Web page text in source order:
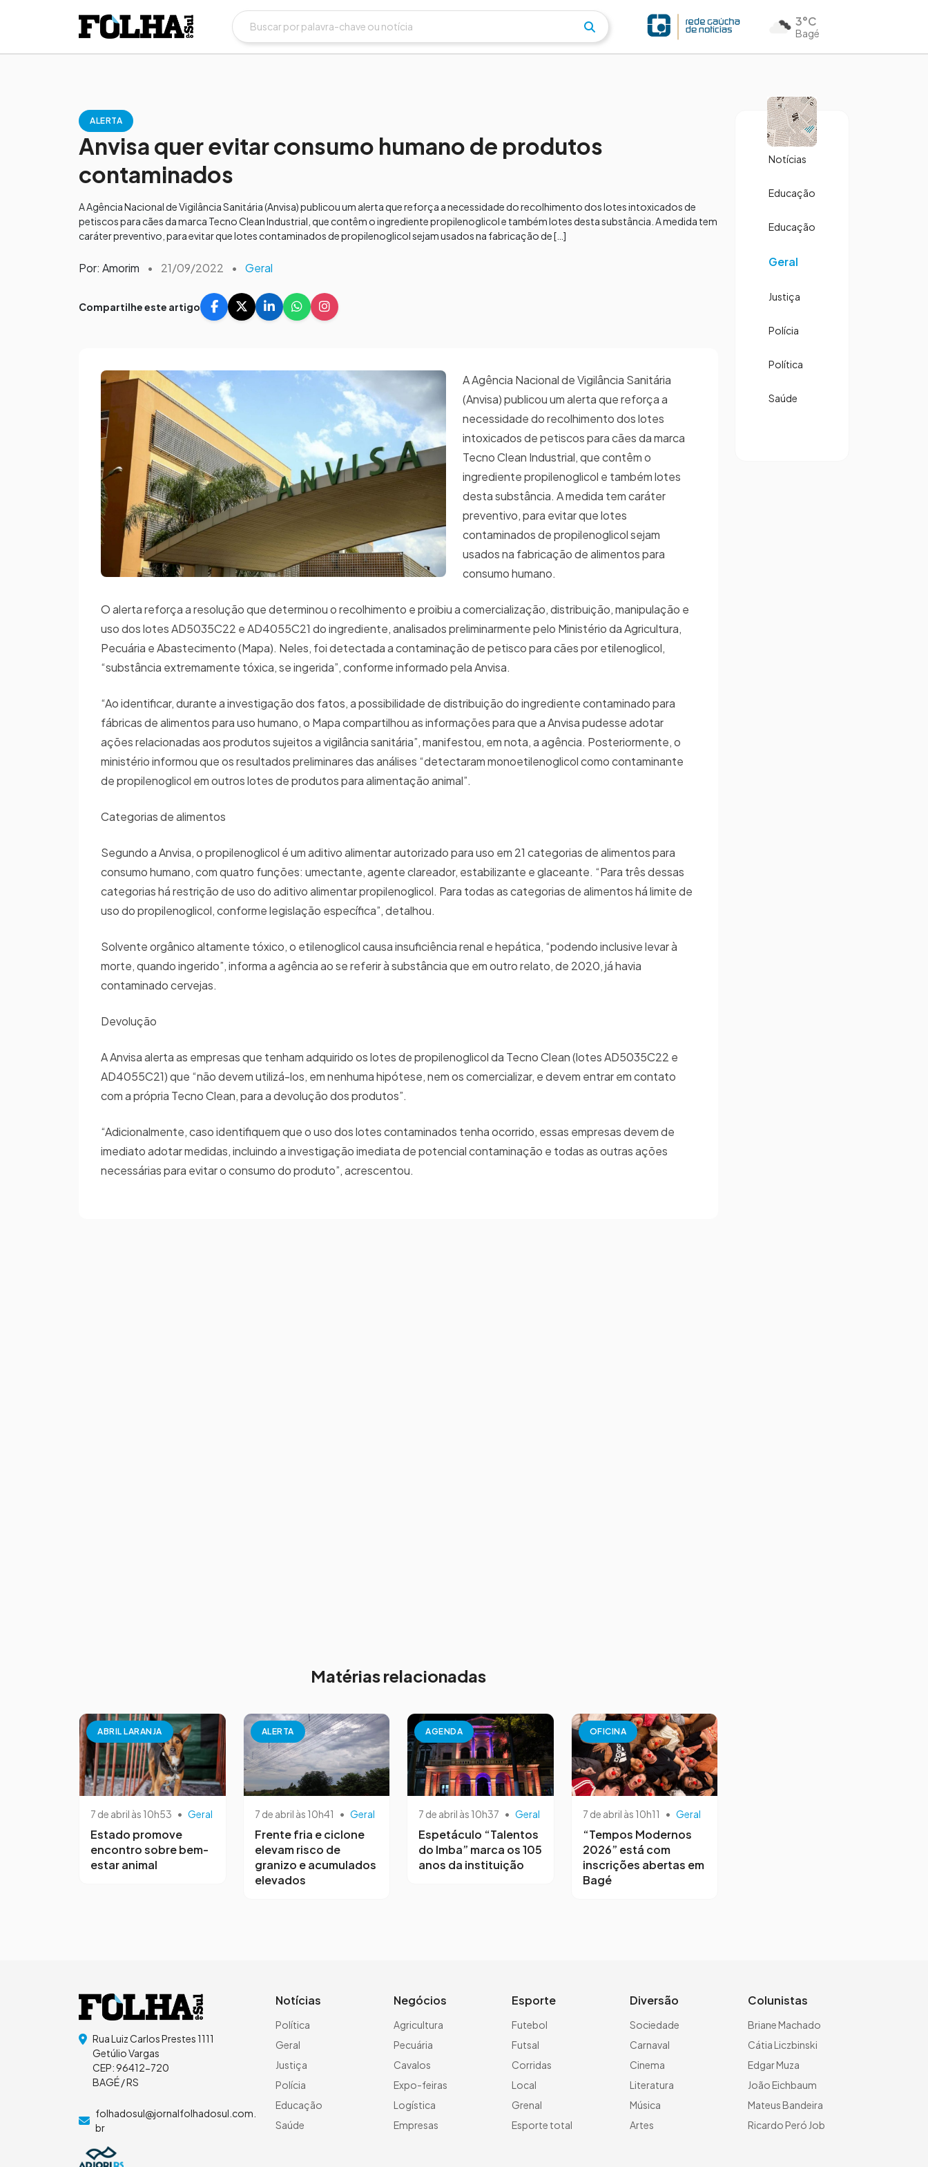
3°C
Bagé
ALERTA
Anvisa quer evitar consumo humano de produtos
contaminados
A Agência Nacional de Vigilância Sanitária (Anvisa) publicou um alerta que reforça a necessidade do recolhimento dos lotes intoxicados de
petiscos para cães da marca Tecno Clean Industrial, que contêm o ingrediente propilenoglicol e também lotes desta substância. A medida tem
caráter preventivo, para evitar que lotes contaminados de propilenoglicol sejam usados na fabricação de […]
Por: Amorim • 21/09/2022 • Geral
Compartilhe este artigo
A Agência Nacional de Vigilância Sanitária
(Anvisa) publicou um alerta que reforça a
necessidade do recolhimento dos lotes
intoxicados de petiscos para cães da marca
Tecno Clean Industrial, que contêm o
ingrediente propilenoglicol e também lotes
desta substância. A medida tem caráter
preventivo, para evitar que lotes
contaminados de propilenoglicol sejam
usados na fabricação de alimentos para
consumo humano.
O alerta reforça a resolução que determinou o recolhimento e proibiu a comercialização, distribuição, manipulação e
uso dos lotes AD5035C22 e AD4055C21 do ingrediente, analisados preliminarmente pelo Ministério da Agricultura,
Pecuária e Abastecimento (Mapa). Neles, foi detectada a contaminação de petisco para cães por etilenoglicol,
“substância extremamente tóxica, se ingerida”, conforme informado pela Anvisa.
“Ao identificar, durante a investigação dos fatos, a possibilidade de distribuição do ingrediente contaminado para
fábricas de alimentos para uso humano, o Mapa compartilhou as informações para que a Anvisa pudesse adotar
ações relacionadas aos produtos sujeitos a vigilância sanitária”, manifestou, em nota, a agência. Posteriormente, o
ministério informou que os resultados preliminares das análises “detectaram monoetilenoglicol como contaminante
de propilenoglicol em outros lotes de produtos para alimentação animal”.
Categorias de alimentos
Segundo a Anvisa, o propilenoglicol é um aditivo alimentar autorizado para uso em 21 categorias de alimentos para
consumo humano, com quatro funções: umectante, agente clareador, estabilizante e glaceante. “Para três dessas
categorias há restrição de uso do aditivo alimentar propilenoglicol. Para todas as categorias de alimentos há limite de
uso do propilenoglicol, conforme legislação específica”, detalhou.
Solvente orgânico altamente tóxico, o etilenoglicol causa insuficiência renal e hepática, “podendo inclusive levar à
morte, quando ingerido”, informa a agência ao se referir à substância que em outro relato, de 2020, já havia
contaminado cervejas.
Devolução
A Anvisa alerta as empresas que tenham adquirido os lotes de propilenoglicol da Tecno Clean (lotes AD5035C22 e
AD4055C21) que “não devem utilizá-los, em nenhuma hipótese, nem os comercializar, e devem entrar em contato
com a própria Tecno Clean, para a devolução dos produtos”.
“Adicionalmente, caso identifiquem que o uso dos lotes contaminados tenha ocorrido, essas empresas devem de
imediato adotar medidas, incluindo a investigação imediata de potencial contaminação e todas as outras ações
necessárias para evitar o consumo do produto”, acrescentou.
Matérias relacionadas
ABRIL LARANJA
7 de abril às 10h53 • Geral
Estado promove
encontro sobre bem-
estar animal
ALERTA
7 de abril às 10h41 • Geral
Frente fria e ciclone
elevam risco de
granizo e acumulados
elevados
AGENDA
7 de abril às 10h37 • Geral
Espetáculo “Talentos
do Imba” marca os 105
anos da instituição
OFICINA
7 de abril às 10h11 • Geral
“Tempos Modernos
2026” está com
inscrições abertas em
Bagé
Notícias
Educação
Educação
Geral
Justiça
Polícia
Política
Saúde
Rua Luiz Carlos Prestes 1111
Getúlio Vargas
CEP: 96412-720
BAGÉ / RS
folhadosul@jornalfolhadosul.com.
br
Notícias
Política
Geral
Justiça
Polícia
Educação
Saúde
Negócios
Agricultura
Pecuária
Cavalos
Expo-feiras
Logística
Empresas
Esporte
Futebol
Futsal
Corridas
Local
Grenal
Esporte total
Diversão
Sociedade
Carnaval
Cinema
Literatura
Música
Artes
Colunistas
Briane Machado
Cátia Liczbinski
Edgar Muza
João Eichbaum
Mateus Bandeira
Ricardo Peró Job